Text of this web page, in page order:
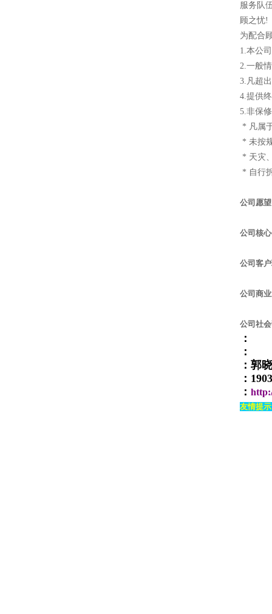
服务队
顾之忧!
为配合
1.本公
2.一般
3.凡超
4.提供
5.非保
* 凡属
* 未按
* 天灾
* 自行
公司愿
公司核
公司客
公司商
公司社
：
：
：郭
：
：
友情提